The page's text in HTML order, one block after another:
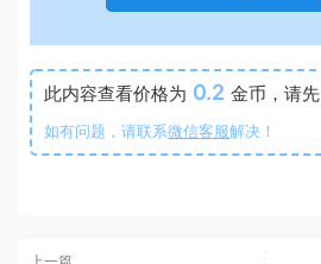
此内容查看价格为 0.2 金币，请先
如有问题，请联系微信客服解决！